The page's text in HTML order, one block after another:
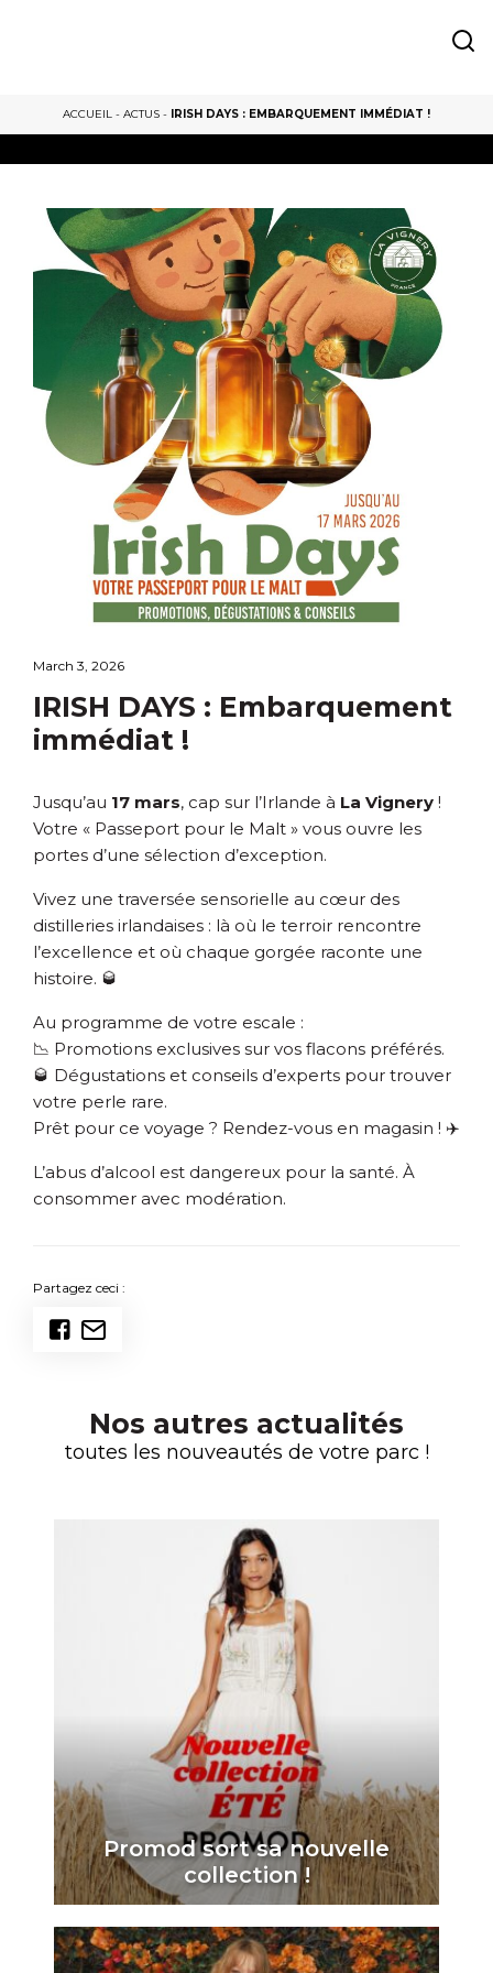
ACCUEIL - ACTUS - IRISH DAYS : EMBARQUEMENT IMMÉDIAT !
March 3, 2026
IRISH DAYS : Embarquement
immédiat !
Jusqu’au 17 mars, cap sur l’Irlande à La Vignery !
Votre « Passeport pour le Malt » vous ouvre les
portes d’une sélection d’exception.
Vivez une traversée sensorielle au cœur des
distilleries irlandaises : là où le terroir rencontre
l’excellence et où chaque gorgée raconte une
histoire. 🥃
Au programme de votre escale :
📉 Promotions exclusives sur vos flacons préférés.
🥃 Dégustations et conseils d’experts pour trouver
votre perle rare.
Prêt pour ce voyage ? Rendez-vous en magasin ! ✈️
L’abus d’alcool est dangereux pour la santé. À
consommer avec modération.
Partagez ceci :
Nos autres actualités
toutes les nouveautés de votre parc !
Promod sort sa nouvelle
collection !